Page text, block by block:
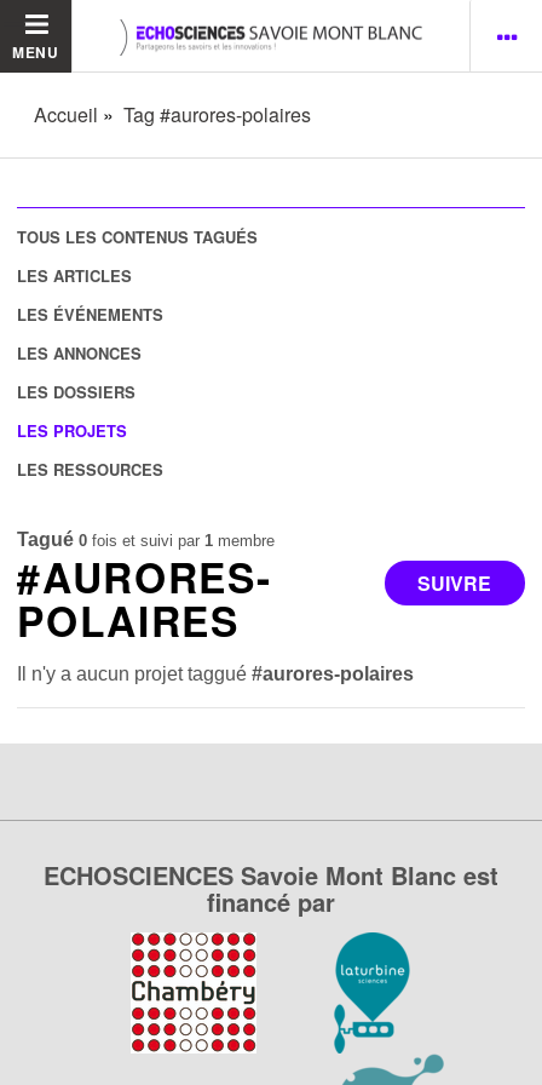
MENU
Accueil Tag #aurores-polaires
TOUS LES CONTENUS TAGUÉS
LES ARTICLES
LES ÉVÉNEMENTS
LES ANNONCES
LES DOSSIERS
LES PROJETS
LES RESSOURCES
Tagué 0 fois et suivi par 1 membre
SUIVRE
#AURORES-
POLAIRES
Il n'y a aucun projet taggué#aurores-polaires
ECHOSCIENCES Savoie Mont Blanc est
financé par